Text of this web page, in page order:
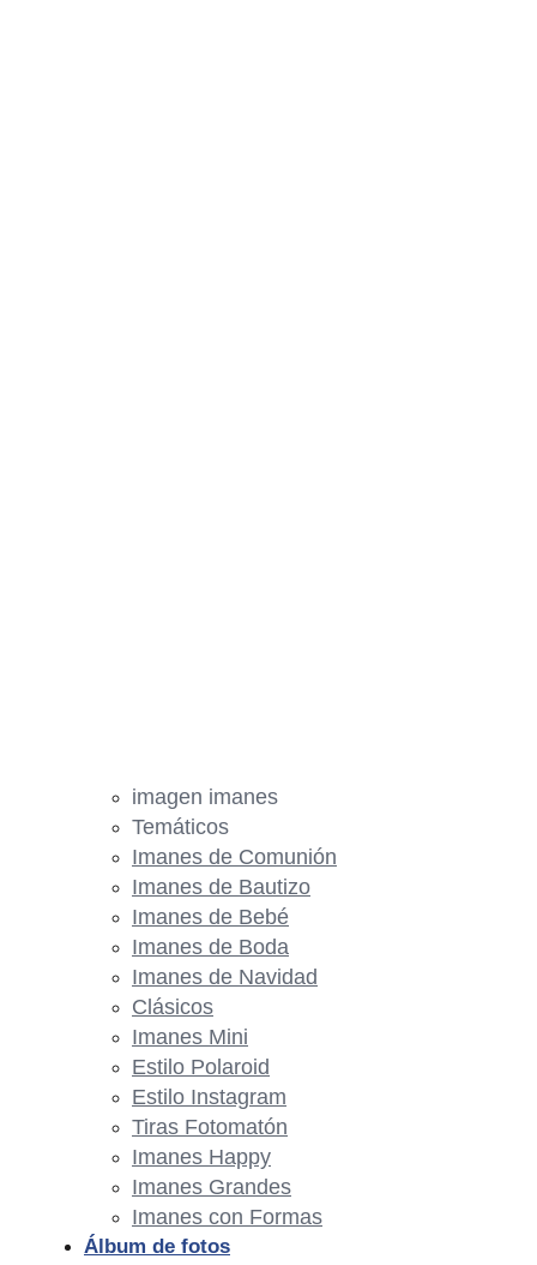
imagen imanes
Temáticos
Imanes de Comunión
Imanes de Bautizo
Imanes de Bebé
Imanes de Boda
Imanes de Navidad
Clásicos
Imanes Mini
Estilo Polaroid
Estilo Instagram
Tiras Fotomatón
Imanes Happy
Imanes Grandes
Imanes con Formas
Álbum de fotos